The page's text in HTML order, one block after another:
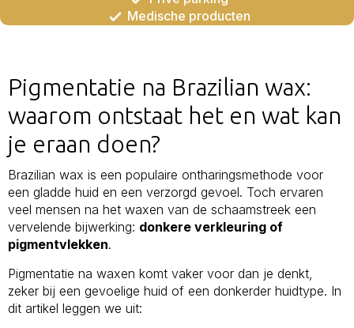
Medische producten
Pigmentatie na Brazilian wax:
waarom ontstaat het en wat kan
je eraan doen?
Brazilian wax is een populaire ontharingsmethode voor
een gladde huid en een verzorgd gevoel. Toch ervaren
veel mensen na het waxen van de schaamstreek een
vervelende bijwerking: donkere verkleuring of
pigmentvlekken.
Pigmentatie na waxen komt vaker voor dan je denkt,
zeker bij een gevoelige huid of een donkerder huidtype. In
dit artikel leggen we uit: